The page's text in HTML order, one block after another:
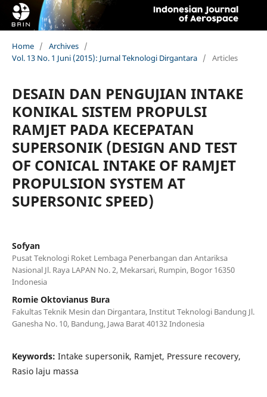
Home / Archives /
Vol. 13 No. 1 Juni (2015): Jurnal Teknologi Dirgantara / Articles
DESAIN DAN PENGUJIAN INTAKE
KONIKAL SISTEM PROPULSI
RAMJET PADA KECEPATAN
SUPERSONIK (DESIGN AND TEST
OF CONICAL INTAKE OF RAMJET
PROPULSION SYSTEM AT
SUPERSONIC SPEED)
Sofyan
Pusat Teknologi Roket Lembaga Penerbangan dan Antariksa
Nasional Jl. Raya LAPAN No. 2, Mekarsari, Rumpin, Bogor 16350
Indonesia
Romie Oktovianus Bura
Fakultas Teknik Mesin dan Dirgantara, Institut Teknologi Bandung Jl.
Ganesha No. 10, Bandung, Jawa Barat 40132 Indonesia
Keywords: Intake supersonik, Ramjet, Pressure recovery,
Rasio laju massa